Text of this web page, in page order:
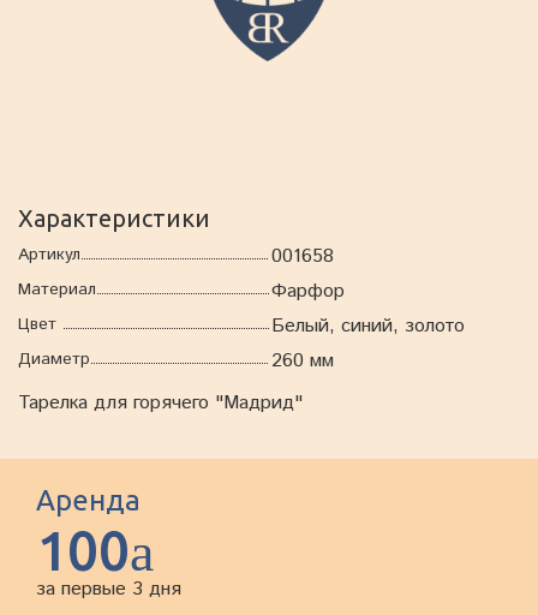
Характеристики
Артикул 001658
Материал Фарфор
Цвет Белый, синий, золото
Диаметр
260 мм
Тарелка для горячего "Мадрид"
Аренда
100a
за первые 3 дня